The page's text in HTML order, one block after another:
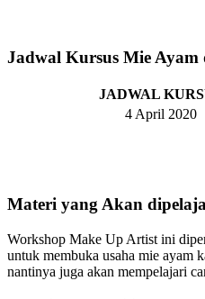
Jadwal Kursus Mie
JADWAL
4 April 2020
Materi yang Akan
Workshop Make Up Artist ini
untuk membuka usaha mie ayam
nantinya juga akan mempelajari